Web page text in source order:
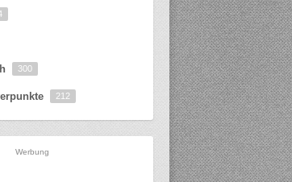
300
212
Werbung